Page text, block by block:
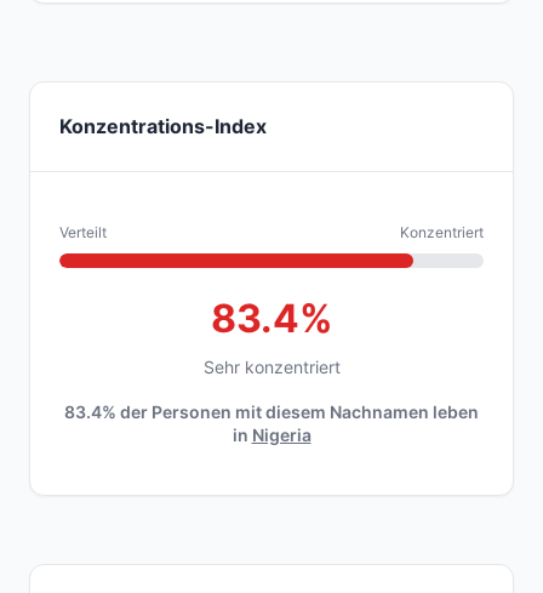
Konzentrations-Index
Verteilt Konzentriert
83.4%
Sehr konzentriert
83.4% der Personen mit diesem Nachnamen leben
in Nigeria